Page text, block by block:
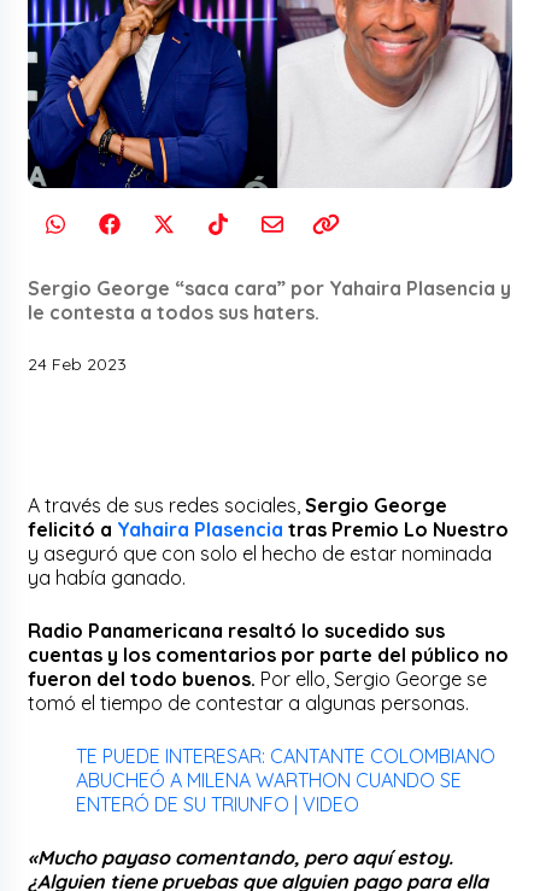
Sergio George “saca cara” por Yahaira Plasencia y
le contesta a todos sus haters.
24 Feb 2023
A través de sus redes sociales, Sergio George
felicitó a Yahaira Plasencia tras Premio Lo Nuestro
y aseguró que con solo el hecho de estar nominada
ya había ganado.
Radio Panamericana resaltó lo sucedido sus
cuentas y los comentarios por parte del público no
fueron del todo buenos. Por ello, Sergio George se
tomó el tiempo de contestar a algunas personas.
TE PUEDE INTERESAR: CANTANTE COLOMBIANO
ABUCHEÓ A MILENA WARTHON CUANDO SE
ENTERÓ DE SU TRIUNFO | VIDEO
«Mucho payaso comentando, pero aquí estoy.
¿Alguien tiene pruebas que alguien pago para ella